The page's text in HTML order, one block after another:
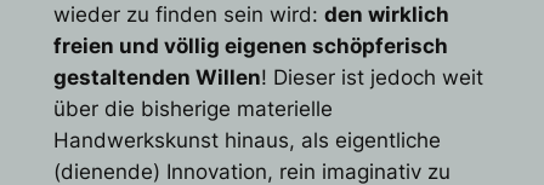
wieder zu finden sein wird: den wirklich
freien und völlig eigenen schöpferisch
gestaltenden Willen! Dieser ist jedoch weit
über die bisherige materielle
Handwerkskunst hinaus, als eigentliche
(dienende) Innovation, rein imaginativ zu